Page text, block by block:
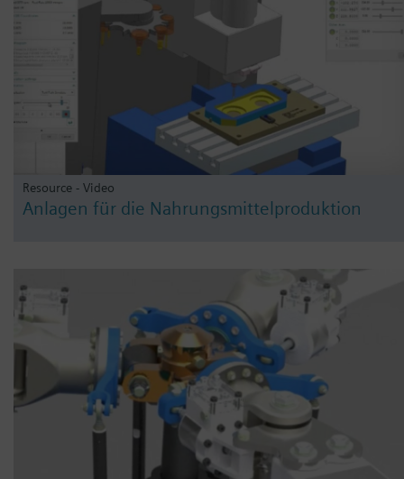
Resource - Video
Anlagen für die Nahrungsmittelproduktion